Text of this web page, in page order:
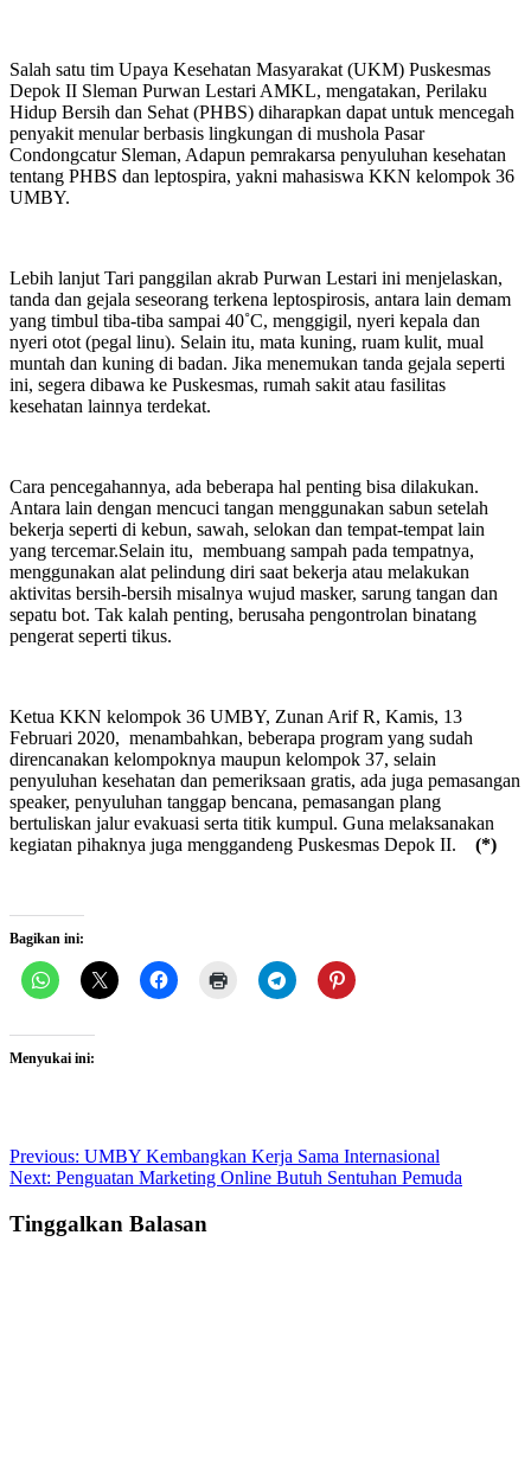
Salah satu tim Upaya Kesehatan Masyarakat (UKM) Puskesmas
Depok II Sleman Purwan Lestari AMKL, mengatakan, Perilaku
Hidup Bersih dan Sehat (PHBS) diharapkan dapat untuk mencegah
penyakit menular berbasis lingkungan di mushola Pasar
Condongcatur Sleman, Adapun pemrakarsa penyuluhan kesehatan
tentang PHBS dan leptospira, yakni mahasiswa KKN kelompok 36
UMBY.
Lebih lanjut Tari panggilan akrab Purwan Lestari ini menjelaskan,
tanda dan gejala seseorang terkena leptospirosis, antara lain demam
yang timbul tiba-tiba sampai 40˚C, menggigil, nyeri kepala dan
nyeri otot (pegal linu). Selain itu, mata kuning, ruam kulit, mual
muntah dan kuning di badan. Jika menemukan tanda gejala seperti
ini, segera dibawa ke Puskesmas, rumah sakit atau fasilitas
kesehatan lainnya terdekat.
Cara pencegahannya, ada beberapa hal penting bisa dilakukan.
Antara lain dengan mencuci tangan menggunakan sabun setelah
bekerja seperti di kebun, sawah, selokan dan tempat-tempat lain
yang tercemar.Selain itu, membuang sampah pada tempatnya,
menggunakan alat pelindung diri saat bekerja atau melakukan
aktivitas bersih-bersih misalnya wujud masker, sarung tangan dan
sepatu bot. Tak kalah penting, berusaha pengontrolan binatang
pengerat seperti tikus.
Ketua KKN kelompok 36 UMBY, Zunan Arif R, Kamis, 13
Februari 2020, menambahkan, beberapa program yang sudah
direncanakan kelompoknya maupun kelompok 37, selain
penyuluhan kesehatan dan pemeriksaan gratis, ada juga pemasangan
speaker, penyuluhan tanggap bencana, pemasangan plang
bertuliskan jalur evakuasi serta titik kumpul. Guna melaksanakan
kegiatan pihaknya juga menggandeng Puskesmas Depok II. (*)
Bagikan ini:
Menyukai ini:
Post
navigation
Previous: UMBY Kembangkan Kerja Sama Internasional
Next: Penguatan Marketing Online Butuh Sentuhan Pemuda
Tinggalkan Balasan